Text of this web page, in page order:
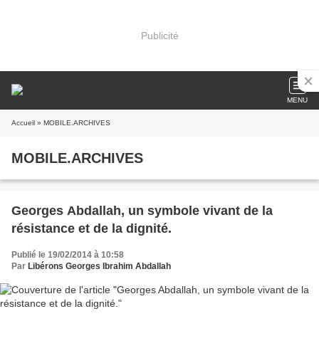
Publicité
MENU
Accueil » MOBILE.ARCHIVES
MOBILE.ARCHIVES
Georges Abdallah, un symbole vivant de la
résistance et de la dignité.
Publié le 19/02/2014 à 10:58
Par Libérons Georges Ibrahim Abdallah